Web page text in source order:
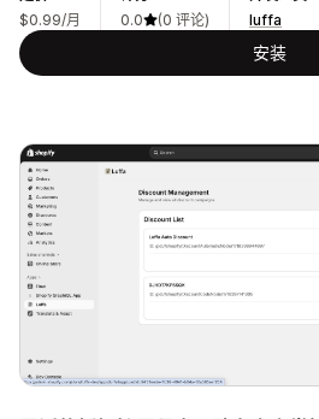
$0.99/月
0.0
(0 评论)
luffa
安装